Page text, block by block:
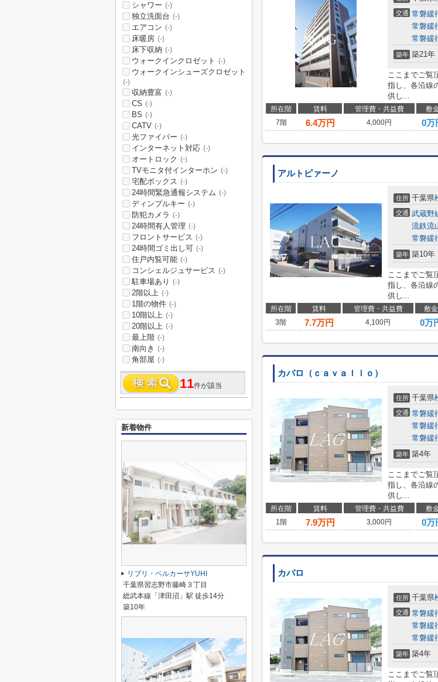
交通 常磐緩
常磐緩
常磐緩
築年 築21年
ここまでご覧
指し、各沿線
供し...
所在階 賃料 管理費・共益費 敷
7階
6.4万円 4,000円 0万
アルトピァーノ
住所 千葉県
交通 武蔵野
流鉄流
常磐緩
築年 築10年
ここまでご覧
指し、各沿線
供し...
所在階 賃料 管理費・共益費 敷金
3階
7.7万円 4,100円 0万
カバロ（ｃａｖａｌｌｏ）
住所 千葉県
交通 常磐緩
常磐緩
常磐緩
築年 築4年
ここまでご覧
指し、各沿線
供し...
所在階 賃料 管理費・共益費 敷
1階
7.9万円 3,000円 0万
カバロ
住所 千葉県
交通 常磐緩
常磐緩
常磐緩
築年 築4年
ここまでご覧
シャワー (-)
独立洗面台 (-)
エアコン (-)
床暖房 (-)
床下収納 (-)
ウォークインクロゼット (-)
ウォークインシューズクロゼット
(-)
収納豊富 (-)
CS (-)
BS (-)
CATV (-)
光ファイバー (-)
インターネット対応 (-)
オートロック (-)
TVモニタ付インターホン (-)
宅配ボックス (-)
24時間緊急通報システム (-)
ディンプルキー (-)
防犯カメラ (-)
24時間有人管理 (-)
フロントサービス (-)
24時間ゴミ出し可 (-)
住戸内覧可能 (-)
コンシェルジュサービス (-)
駐車場あり (-)
2階以上 (-)
1階の物件 (-)
10階以上 (-)
20階以上 (-)
最上階 (-)
南向き (-)
角部屋 (-)
11件が該当
新着物件
リブリ・ベルカーサYUHI
千葉県習志野市藤崎３丁目
総武本線「津田沼」駅 徒歩14分
築10年